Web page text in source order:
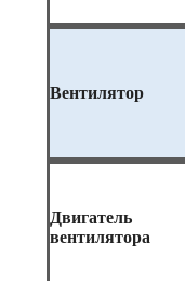
Вентилятор
Двигатель
вентилятора